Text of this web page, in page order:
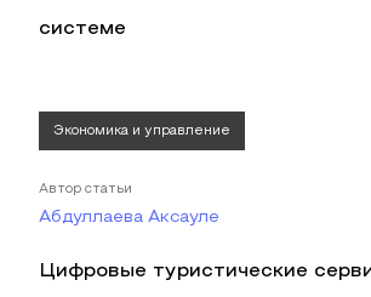
системе
Экономика и управление
Автор статьи
Абдуллаева Аксауле
Цифровые туристические